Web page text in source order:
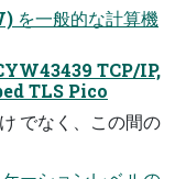
を一般的な計算機
TCP/IP,
TLS Pico
でなく、この間の